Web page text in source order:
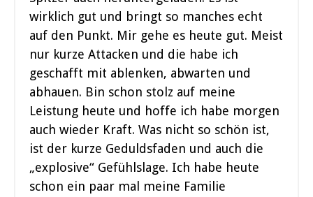
wirklich gut und bringt so manches echt
auf den Punkt. Mir gehe es heute gut. Meist
nur kurze Attacken und die habe ich
geschafft mit ablenken, abwarten und
abhauen. Bin schon stolz auf meine
Leistung heute und hoffe ich habe morgen
auch wieder Kraft. Was nicht so schön ist,
ist der kurze Geduldsfaden und auch die
„explosive“ Gefühlslage. Ich habe heute
schon ein paar mal meine Familie